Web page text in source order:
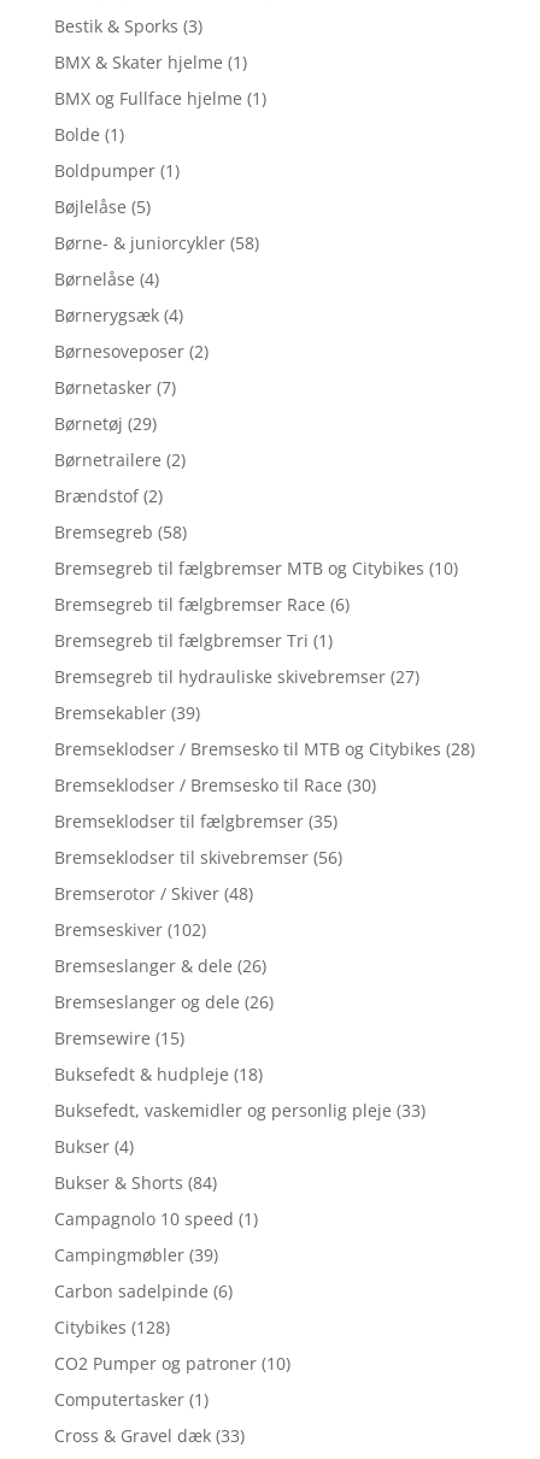
Bestik & Sporks (3)
BMX & Skater hjelme (1)
BMX og Fullface hjelme (1)
Bolde (1)
Boldpumper (1)
Bøjlelåse (5)
Børne- & juniorcykler (58)
Børnelåse (4)
Børnerygsæk (4)
Børnesoveposer (2)
Børnetasker (7)
Børnetøj (29)
Børnetrailere (2)
Brændstof (2)
Bremsegreb (58)
Bremsegreb til fælgbremser MTB og Citybikes (10)
Bremsegreb til fælgbremser Race (6)
Bremsegreb til fælgbremser Tri (1)
Bremsegreb til hydrauliske skivebremser (27)
Bremsekabler (39)
Bremseklodser / Bremsesko til MTB og Citybikes (28)
Bremseklodser / Bremsesko til Race (30)
Bremseklodser til fælgbremser (35)
Bremseklodser til skivebremser (56)
Bremserotor / Skiver (48)
Bremseskiver (102)
Bremseslanger & dele (26)
Bremseslanger og dele (26)
Bremsewire (15)
Buksefedt & hudpleje (18)
Buksefedt, vaskemidler og personlig pleje (33)
Bukser (4)
Bukser & Shorts (84)
Campagnolo 10 speed (1)
Campingmøbler (39)
Carbon sadelpinde (6)
Citybikes (128)
CO2 Pumper og patroner (10)
Computertasker (1)
Cross & Gravel dæk (33)